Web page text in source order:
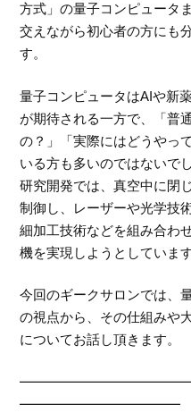
方式」の量子コンピュータ
交えながら初心者の方にも
す。
量子コンピュータはAIや新
が期待される一方で、「普
の？」「実際にはどうやっ
いる方も多いのではないで
研究開発では、真空中に閉
制御し、レーザーや光学技
細加工技術などを組み合わ
機を実現しようとしています
今回のギークサロンでは、
の視点から、その仕組みや
についてお話し頂きます。
━━━━━━━━━━━━